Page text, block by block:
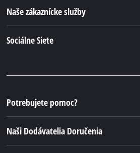
Naše zákaznícke služby
Sociálne Siete
Potrebujete pomoc?
Naši Dodávatelia Doručenia